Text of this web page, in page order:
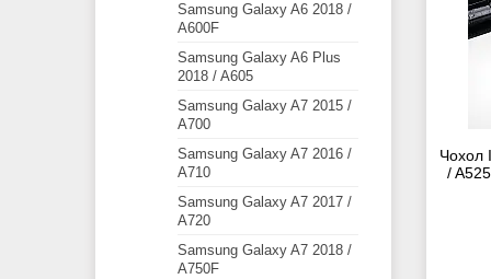
Чохол
/
Samsung Galaxy A6 2018 /
A600F
Samsung Galaxy A6 Plus
2018 / A605
Samsung Galaxy A7 2015 /
A700
Samsung Galaxy A7 2016 /
A710
Samsung Galaxy A7 2017 /
A720
Samsung Galaxy A7 2018 /
A750F